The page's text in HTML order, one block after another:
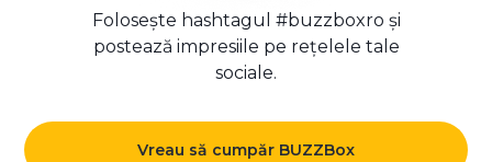
Folosește hashtagul #buzzboxro și
postează impresiile pe rețelele tale
sociale.
Vreau să cumpăr BUZZBox